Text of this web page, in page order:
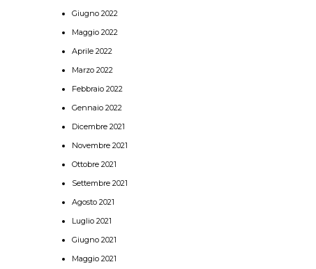
Giugno 2022
Maggio 2022
Aprile 2022
Marzo 2022
Febbraio 2022
Gennaio 2022
Dicembre 2021
Novembre 2021
Ottobre 2021
Settembre 2021
Agosto 2021
Luglio 2021
Giugno 2021
Maggio 2021